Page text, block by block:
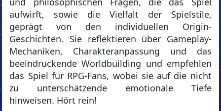
aufwirft, sowie die Vielfalt der Spielstile,
geprägt von den individuellen Origin-
Geschichten. Sie reflektieren über Gameplay-
Mechaniken, Charakteranpassung und das
beeindruckende Worldbuilding und empfehlen
das Spiel für RPG-Fans, wobei sie auf die nicht
zu unterschätzende emotionale Tiefe
hinweisen. Hört rein!